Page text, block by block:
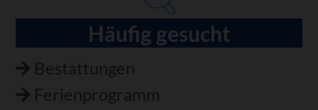
Häufig gesucht
Bestattungen
Ferienprogramm